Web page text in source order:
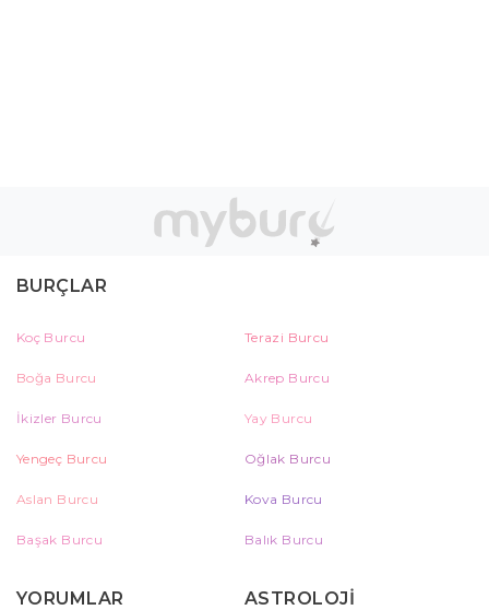
BURÇLAR
Koç Burcu Terazi Burcu
Boğa Burcu Akrep Burcu
İkizler Burcu Yay Burcu
Yengeç Burcu Oğlak Burcu
Aslan Burcu Kova Burcu
Başak Burcu Balık Burcu
YORUMLAR ASTROLOJİ